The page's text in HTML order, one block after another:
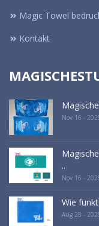
Magic Towel
Kontakt
Nov 16 -
..
Nov 16 -
Wie
Aug 28 -